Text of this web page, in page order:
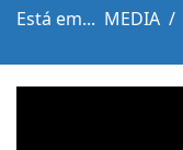
Está em... MEDIA